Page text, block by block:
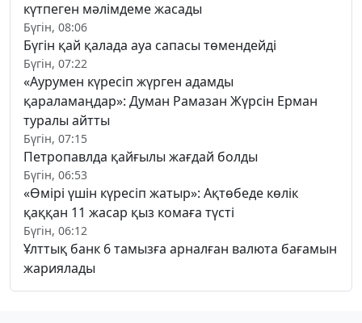
күтпеген мәлімдеме жасады
Бүгін, 08:06
Бүгін қай қалада ауа сапасы төмендейді
Бүгін, 07:22
«Аурумен күресіп жүрген адамды
қараламаңдар»: Думан Рамазан Жүрсін Ерман
туралы айтты
Бүгін, 07:15
Петропавлда қайғылы жағдай болды
Бүгін, 06:53
«Өмірі үшін күресіп жатыр»: Ақтөбеде көлік
қаққан 11 жасар қыз комаға түсті
Бүгін, 06:12
Ұлттық банк 6 тамызға арналған валюта бағамын
жариялады